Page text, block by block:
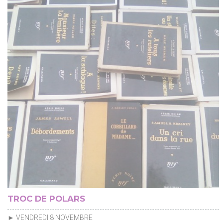
TROC DE POLARS
► VENDREDI 8 NOVEMBRE